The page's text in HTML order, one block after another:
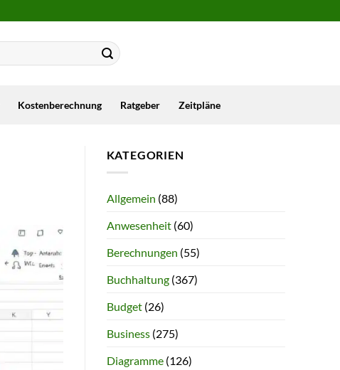
Kostenberechnung Ratgeber Zeitpläne
KATEGORIEN
Allgemein (88)
Anwesenheit(60)
Berechnungen (55)
Buchhaltung(367)
Budget(26)
Business(275)
Diagramme(126)